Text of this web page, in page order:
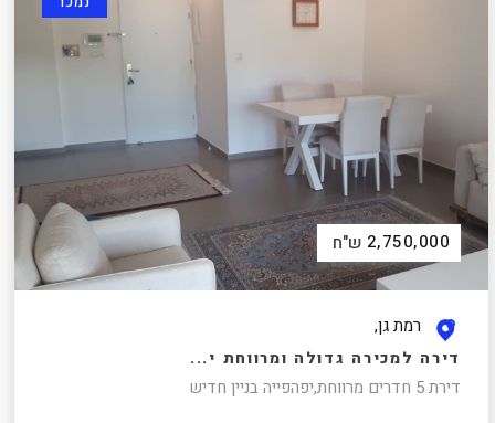
2,750,000 ש"ח
רמת גן,
דירה למכירה גדולה ומרווחת י...
דירת 5 חדרים מרווחת,יפהפייה בניין חדיש